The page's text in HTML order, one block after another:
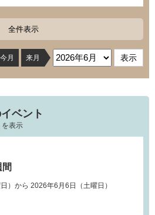
全件表示
今月 来月
ベント
を表示
）から 2026年6月6日（土曜日）